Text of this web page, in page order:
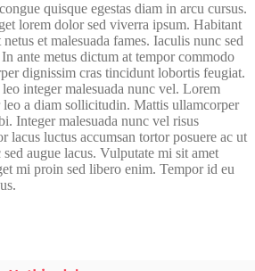
quisque egestas diam in arcu cursus.
lorem dolor sed viverra ipsum. Habitant
et malesuada fames. Iaculis nunc sed
ante metus dictum at tempor commodo
dignissim cras tincidunt lobortis feugiat.
integer malesuada nunc vel. Lorem
a diam sollicitudin. Mattis ullamcorper
Integer malesuada nunc vel risus
lacus luctus accumsan tortor posuere ac ut
augue lacus. Vulputate mi sit amet
mi proin sed libero enim. Tempor id eu